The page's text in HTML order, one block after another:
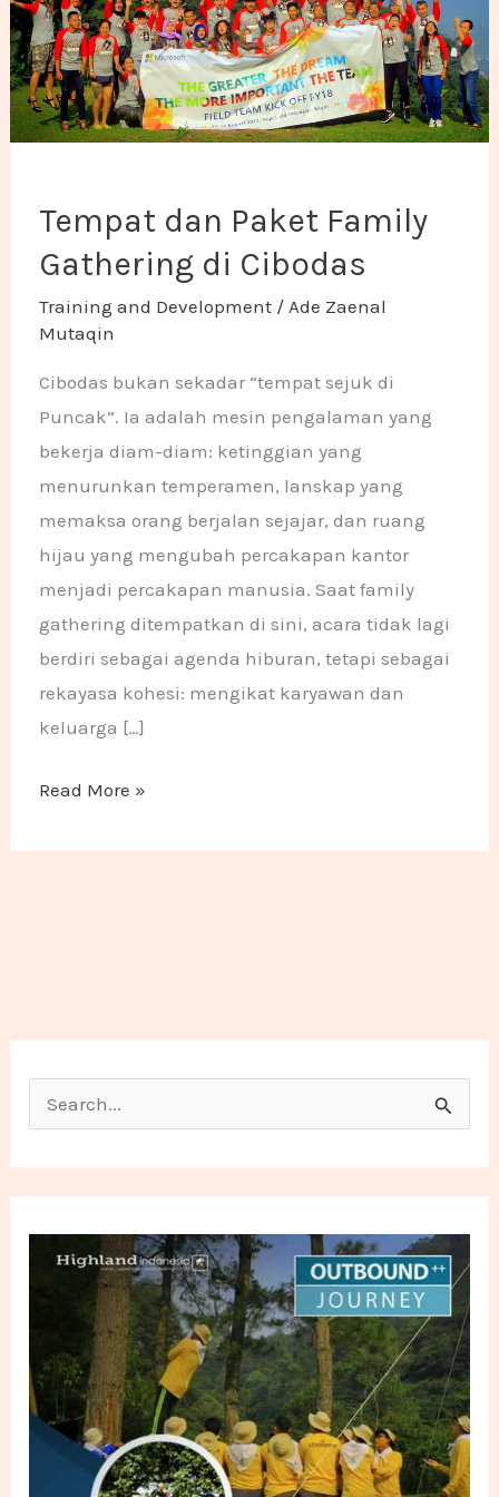
Tempat dan Paket Family
Gathering di Cibodas
Training and Development/ Ade Zaenal
Mutaqin
Cibodas bukan sekadar “tempat sejuk di
Puncak”. Ia adalah mesin pengalaman yang
bekerja diam-diam: ketinggian yang
menurunkan temperamen, lanskap yang
memaksa orang berjalan sejajar, dan ruang
hijau yang mengubah percakapan kantor
menjadi percakapan manusia. Saat family
gathering ditempatkan di sini, acara tidak lagi
berdiri sebagai agenda hiburan, tetapi sebagai
rekayasa kohesi: mengikat karyawan dan
keluarga […]
Read More »
Search for: